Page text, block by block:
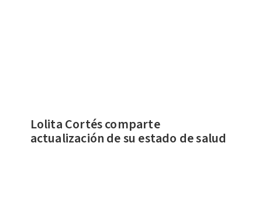
​Lolita Cortés comparte
actualización de su estado de salud